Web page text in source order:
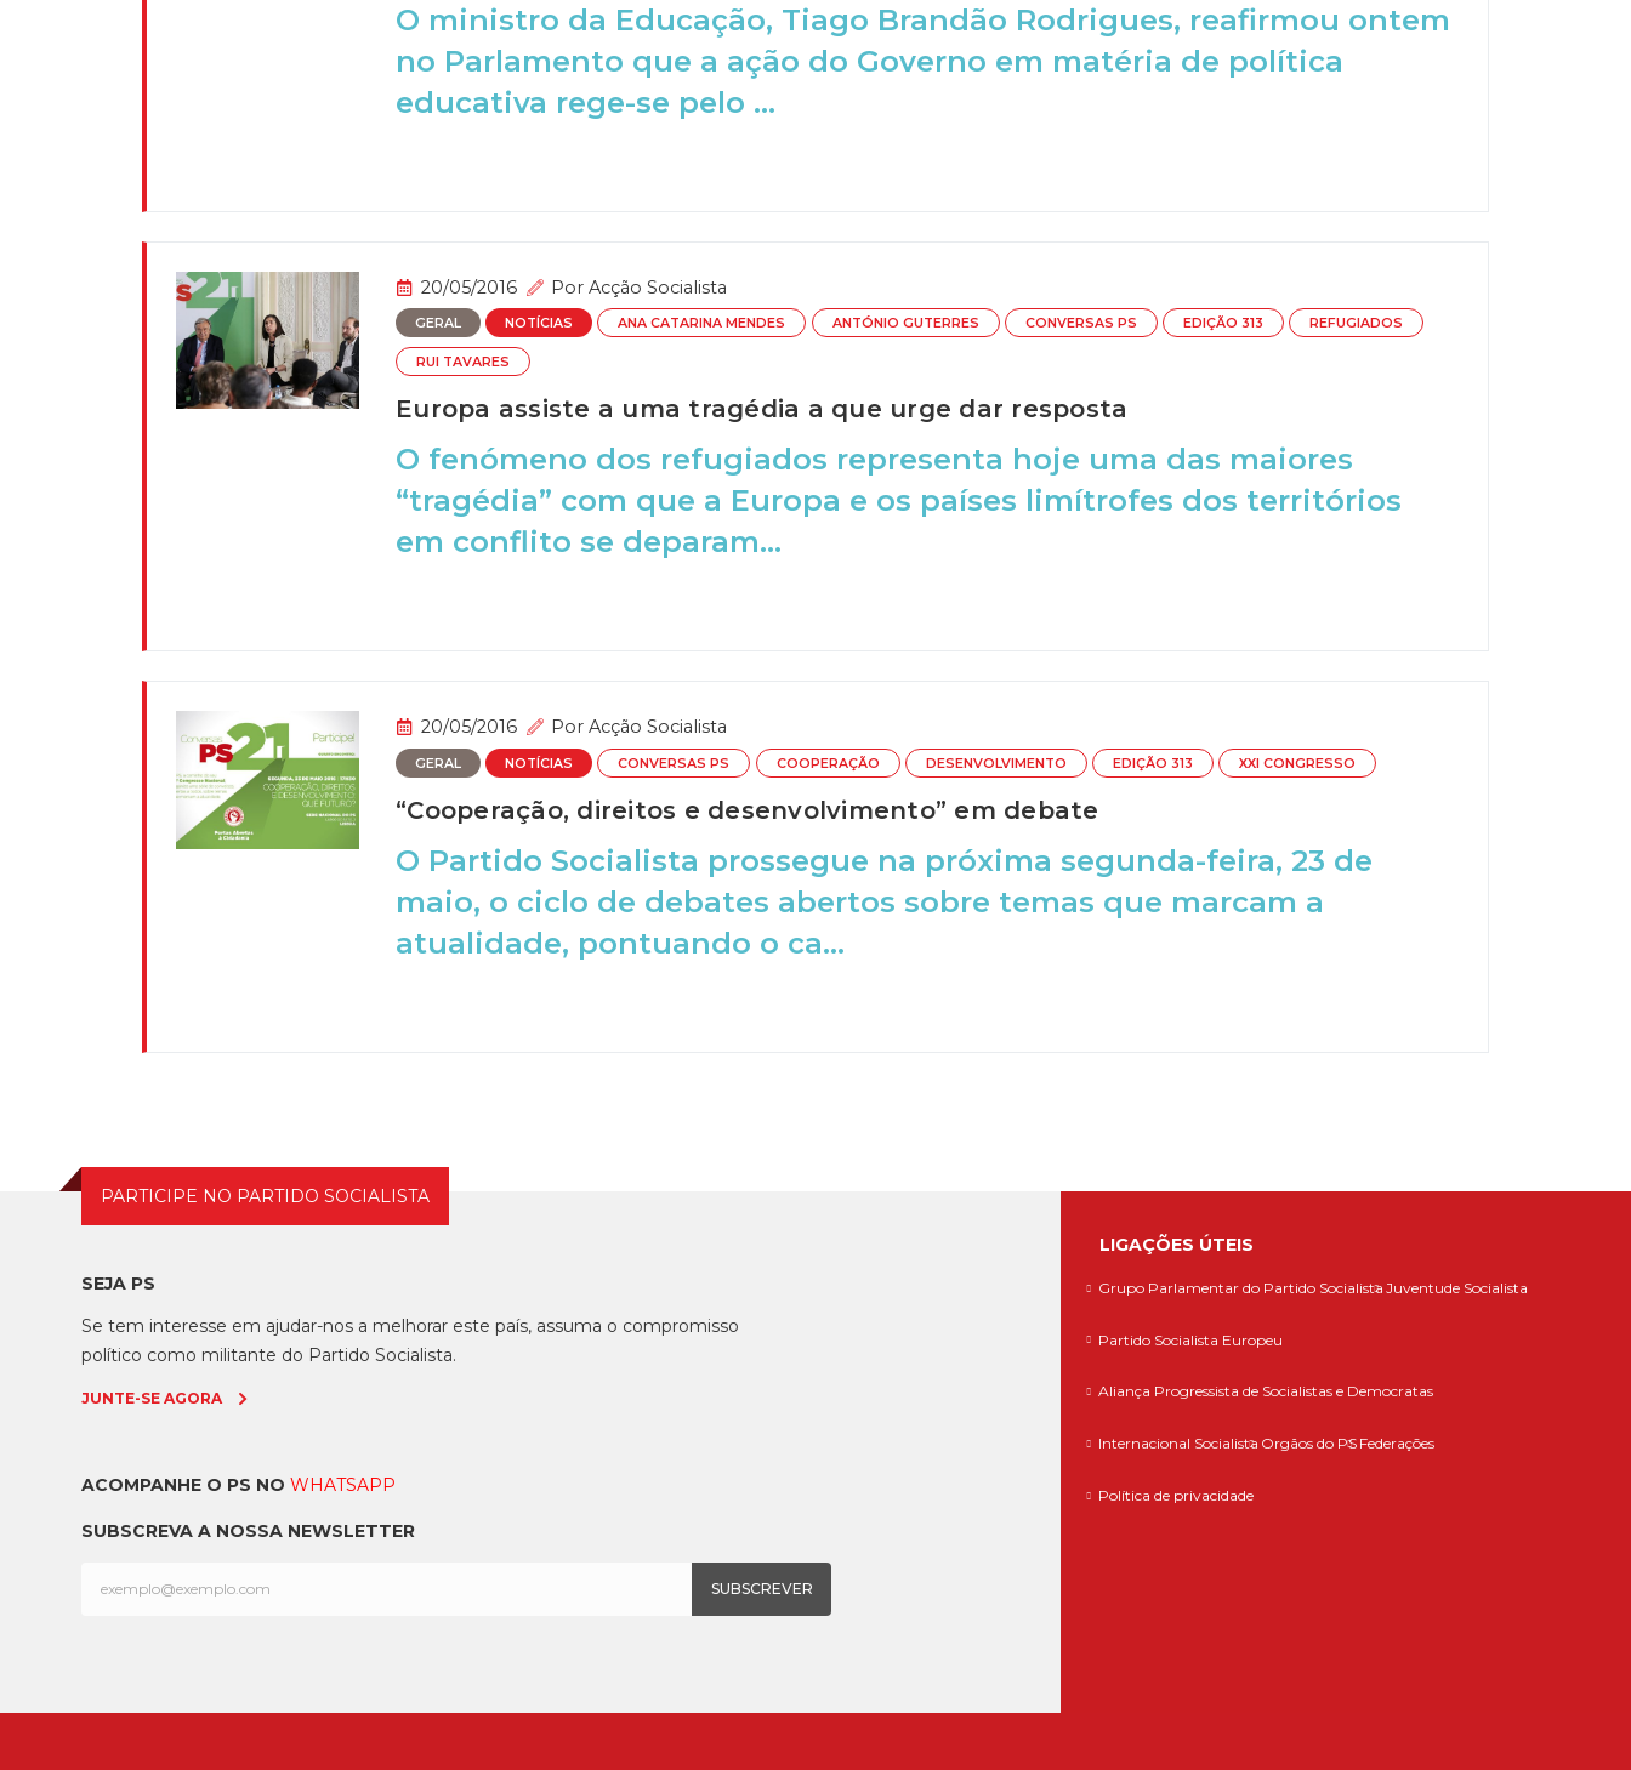
O ministro da Educação, Tiago Brandão Rodrigues, reafirmou ontem
no Parlamento que a ação do Governo em matéria de política
educativa rege-se pelo ...
20/05/2016 Por Acção Socialista
GERAL NOTÍCIAS ANA CATARINA MENDES ANTÓNIO GUTERRES CONVERSAS PS EDIÇÃO 313 REFUGIADOS
RUI TAVARES
Europa assiste a uma tragédia a que urge dar resposta
O fenómeno dos refugiados representa hoje uma das maiores
“tragédia” com que a Europa e os países limítrofes dos territórios
em conflito se deparam...
20/05/2016 Por Acção Socialista
GERAL NOTÍCIAS CONVERSAS PS COOPERAÇÃO DESENVOLVIMENTO EDIÇÃO 313 XXI CONGRESSO
“Cooperação, direitos e desenvolvimento” em debate
O Partido Socialista prossegue na próxima segunda-feira, 23 de
maio, o ciclo de debates abertos sobre temas que marcam a
atualidade, pontuando o ca...
PARTICIPE NO PARTIDO SOCIALISTA
SEJA PS
Se tem interesse em ajudar-nos a melhorar este país, assuma o compromisso
político como militante do Partido Socialista.
JUNTE-SE AGORA
ACOMPANHE O PS NOWHATSAPP
SUBSCREVA A NOSSA NEWSLETTER
LIGAÇÕES ÚTEIS
Grupo Parlamentar do Partido Socialista Juventude Socialista
Partido Socialista Europeu
Aliança Progressista de Socialistas e Democratas
Internacional Socialista Orgãos do PS Federações
Política de privacidade